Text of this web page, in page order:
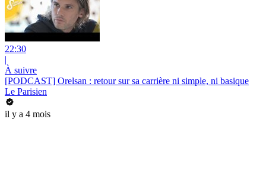
22:30
|
À suivre
[PODCAST] Orelsan : retour sur sa carrière ni simple, ni basique
Le Parisien
il y a 4 mois